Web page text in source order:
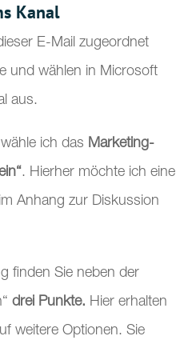
Kanal
E-Mail zugeordnet
und wählen in Microsoft
aus.
ich das Marketing-
. Hierher möchte ich eine
Anhang zur Diskussion
finden Sie neben der
drei Punkte. Hier erhalten
weitere Optionen. Sie